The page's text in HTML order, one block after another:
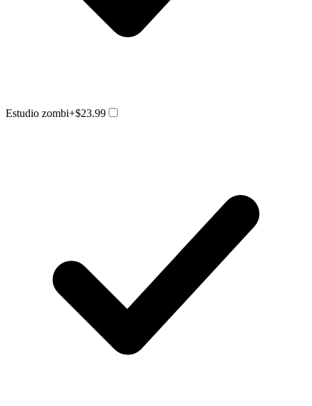
Estudio zombi+$23.99